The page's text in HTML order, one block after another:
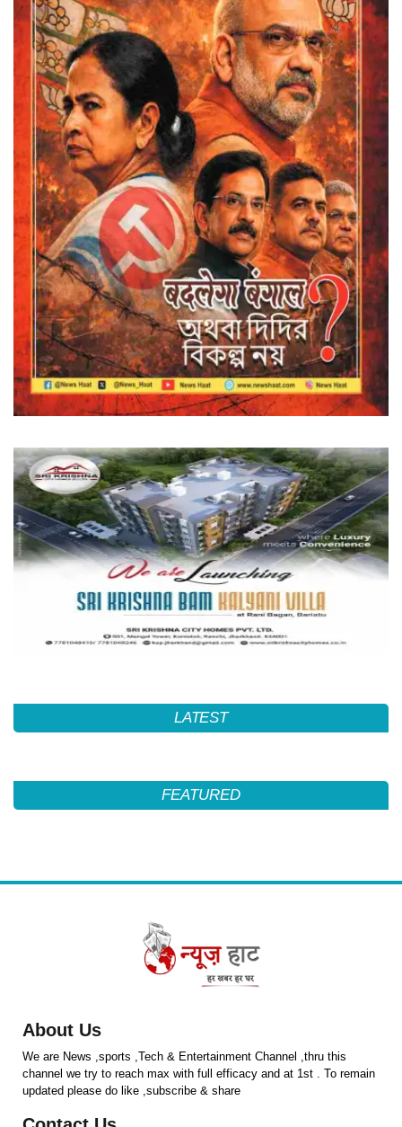
LATEST
FEATURED
About Us
We are News ,sports ,Tech & Entertainment Channel ,thru this
channel we try to reach max with full efficacy and at 1st . To remain
updated please do like ,subscribe & share